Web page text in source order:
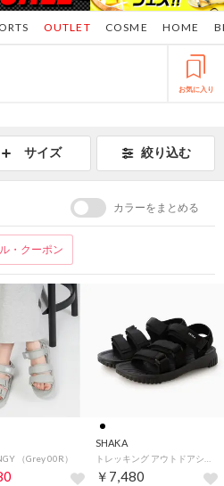
COSME HOME
OUTLET
お気に入り
サイズ 絞り込む
カラーをまとめる
・クーポン
（Grey 00R）
SHAKA
￥7,480